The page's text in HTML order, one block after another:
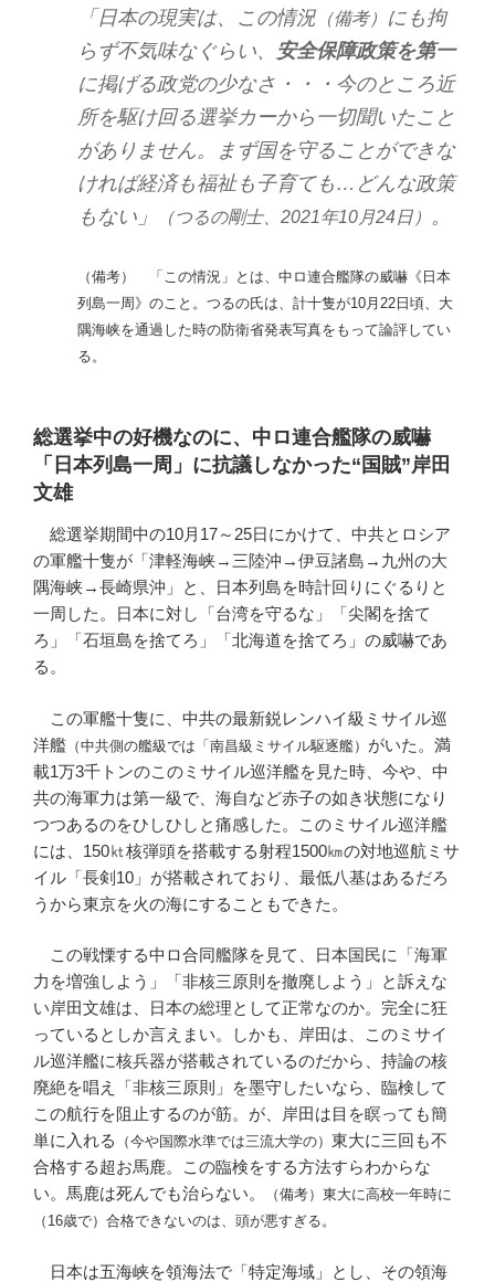
「日本の現実は、この情況 （備考）
にも拘
らず不気味なぐらい、 安全保障政策を第一
に掲げる政党の少なさ・・・今のところ近
所を駆け回る選挙カーから一切聞いたこと
がありません。まず国を守ることができな
ければ経済も福祉も子育ても…どんな政策
もない」
（つるの剛士、2021年10月24日） 。
（備考） 「この情況」とは、中ロ連合艦隊の威嚇《日本
列島一周》のこと。つるの氏は、計十隻が10月22日頃、大
隅海峡を通過した時の防衛省発表写真をもって論評してい
る。
総選挙中の好機なのに、中ロ連合艦隊の威嚇
「日本列島一周」に抗議しなかった“国賊”岸田
文雄
総選挙期間中の10月17～25日にかけて、中共とロシア
の軍艦十隻が「津軽海峡→三陸沖→伊豆諸島→九州の大
隅海峡→長崎県沖」と、日本列島を時計回りにぐるりと
一周した。日本に対し「台湾を守るな」「尖閣を捨て
ろ」「石垣島を捨てろ」「北海道を捨てろ」の威嚇であ
る。
この軍艦十隻に、中共の最新鋭レンハイ級ミサイル巡
洋艦 （中共側の艦級では「南昌級ミサイル駆逐艦） がいた。満
載1万3千トンのこのミサイル巡洋艦を見た時、今や、中
共の海軍力は第一級で、海自など赤子の如き状態になり
つつあるのをひしひしと痛感した。このミサイル巡洋艦
には、150㏏核弾頭を搭載する射程1500㎞の対地巡航ミサ
イル「長剣10」が搭載されており、最低八基はあるだろ
うから東京を火の海にすることもできた。
この戦慄する中ロ合同艦隊を見て、日本国民に「海軍
力を増強しよう」「非核三原則を撤廃しよう」と訴えな
い岸田文雄は、日本の総理として正常なのか。完全に狂
っているとしか言えまい。しかも、岸田は、このミサイ
ル巡洋艦に核兵器が搭載されているのだから、持論の核
廃絶を唱え「非核三原則」を墨守したいなら、臨検して
この航行を阻止するのが筋。が、岸田は目を瞑っても簡
単に入れる
（今や国際水準では三流大学の） 東大に三回も不
合格する超お馬鹿。この臨検をする方法すらわからな
い。馬鹿は死んでも治らない。
（備考）東大に高校一年時に
（16歳で）合格できないのは、頭が悪すぎる。
日本は五海峡を領海法で「特定海域」とし、その領海